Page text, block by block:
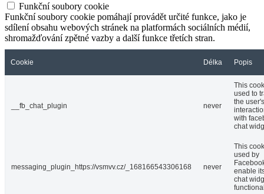
Funkční soubory cookie
Funkční soubory cookie pomáhají provádět určité funkce, jako je
sdílení obsahu webových stránek na platformách sociálních médií,
shromažďování zpětné vazby a další funkce třetích stran.
Cookie Délka Popis
__fb_chat_plugin never
This
used to
the user's
with
chat
messaging_plugin_https://vsmvv.cz/_168166543306168 never
This
used by
enable
chat